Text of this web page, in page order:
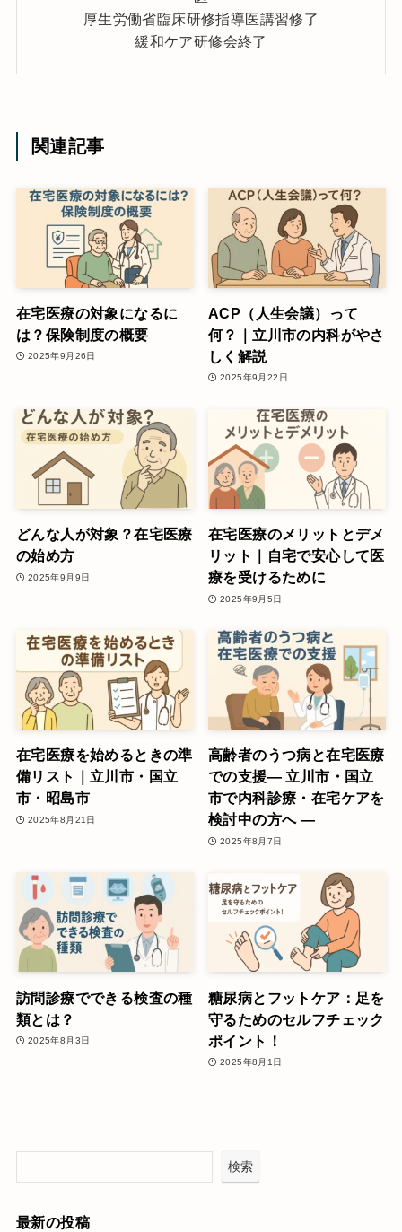
厚生労働省臨床研修指導医講習修了
緩和ケア研修会終了
関連記事
在宅医療の対象になるに
は？保険制度の概要
2025年9月26日
ACP（人生会議）って
何？｜立川市の内科がやさ
しく解説
2025年9月22日
どんな人が対象？在宅医療
の始め方
2025年9月9日
在宅医療のメリットとデメ
リット｜自宅で安心して医
療を受けるために
2025年9月5日
在宅医療を始めるときの準
備リスト｜立川市・国立
市・昭島市
2025年8月21日
高齢者のうつ病と在宅医療
での支援― 立川市・国立
市で内科診療・在宅ケアを
検討中の方へ ―
2025年8月7日
訪問診療でできる検査の種
類とは？
2025年8月3日
糖尿病とフットケア：足を
守るためのセルフチェック
ポイント！
2025年8月1日
検索
最新の投稿